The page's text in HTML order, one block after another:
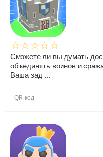
Сможете ли вы думать
объединять воинов и
Ваша зад ...
QR-код